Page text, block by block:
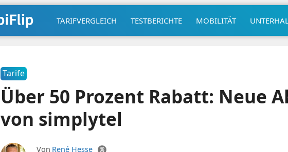
TARIFVERGLEICH TESTBERICHTE MOBILITÄT
Tarife
Über 50 Prozent Rabatt: Neue
von simplytel
Von René Hesse